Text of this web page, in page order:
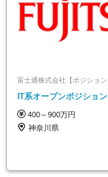
IT系オープンポジション
400～900万円
神奈川県